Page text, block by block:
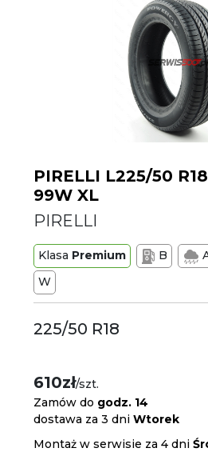
PIRELLI L225/50
99W XL
PIRELLI
Klasa Premium B
W
225/50 R18
610zł/szt.
Zamów do godz. 14
dostawa za 3 dniWtorek
Montaż w serwisie za 4 dni